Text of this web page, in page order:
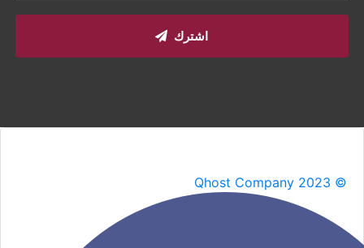
اشترك
Qhost Company 2023 ©